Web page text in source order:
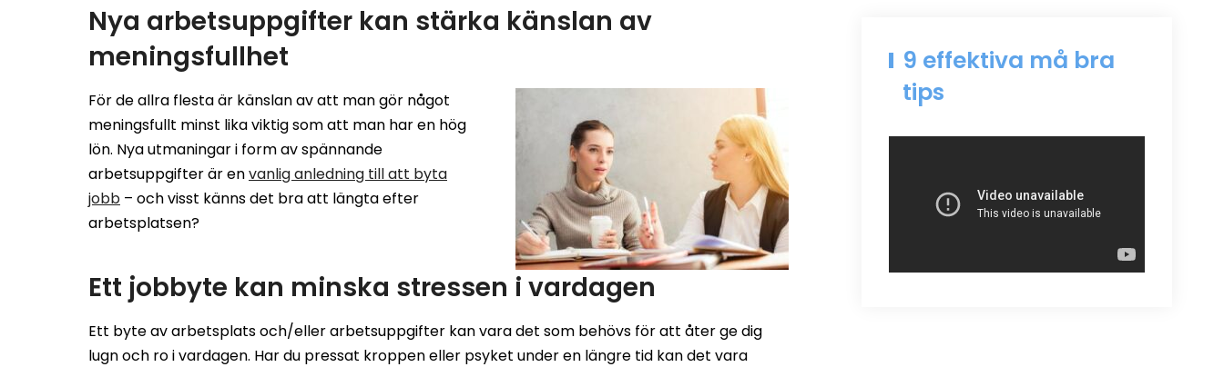
Nya arbetsuppgifter kan stärka känslan av
meningsfullhet
För de allra flesta är känslan av att man gör något
meningsfullt minst lika viktig som att man har en hög
lön. Nya utmaningar i form av spännande
arbetsuppgifter är envanlig anledning till att byta
jobb – och visst känns det bra att längta efter
arbetsplatsen?
Ett jobbyte kan minska stressen i vardagen
Ett byte av arbetsplats och/eller arbetsuppgifter kan vara det som behövs för att åter ge dig
lugn och ro i vardagen. Har du pressat kroppen eller psyket under en längre tid kan det vara
9 effektiva må bra
tips